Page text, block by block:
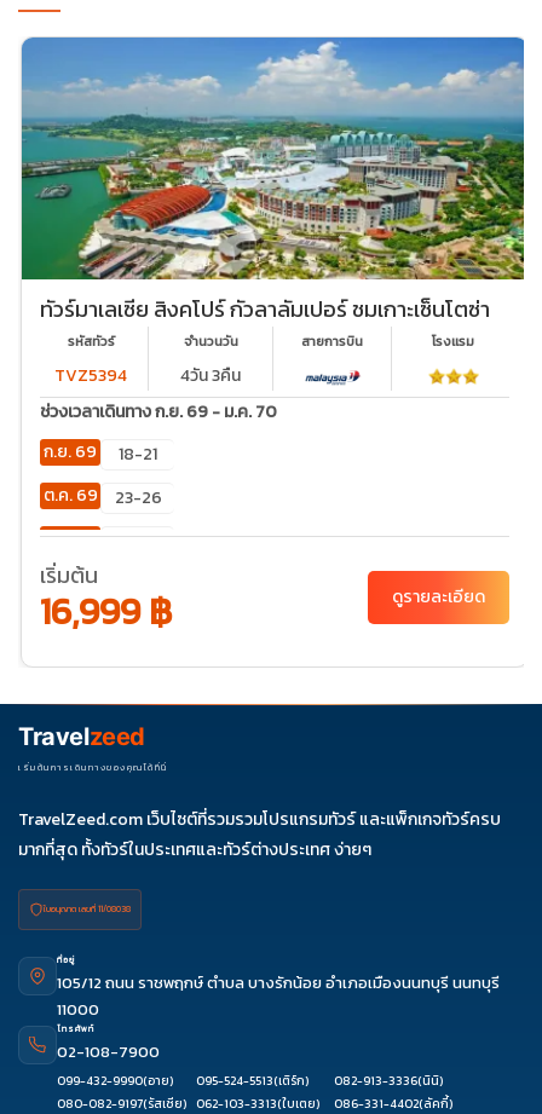
ทัวร์มาเลเซีย สิงคโปร์ กัวลาลัมเปอร์ ชมเกาะเซ็นโตซ่า
รหัสทัวร์
TVZ5394
จำนวนวัน
4วัน 3คืน
สายการบิน โรงเเรม
ช่วงเวลาเดินทาง ก.ย. 69 - ม.ค. 70
ก.ย. 69
18-21
ต.ค. 69
23-26
พ.ย. 69
20-23
ธ.ค. 69
เริ่มต้น
16,999 ฿ ดูรายละเอียด
Travelzeed
เริ่มต้นการเดินทางของคุณได้ที่นี่
TravelZeed.com เว็บไซต์ที่รวมรวมโปรแกรมทัวร์ และแพ็กเกจทัวร์ครบ
มากที่สุด ทั้งทัวร์ในประเทศและทัวร์ต่างประเทศ ง่ายๆ
ใบอนุญาต เลขที่ 11/08038
ที่อยู่
105/12 ถนน ราชพฤกษ์ ตำบล บางรักน้อย อำเภอเมืองนนทบุรี นนทบุรี
11000
โทรศัพท์
02-108-7900
099-432-9990(อาย) 095-524-5513(เติร์ก) 082-913-3336(นินิ)
080-082-9197(รัสเซีย) 062-103-3313(ใบเตย) 086-331-4402(ลัคกี้)